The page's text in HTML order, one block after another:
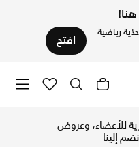
رياضية افتح
للأعضاء، وعروض
إلينا